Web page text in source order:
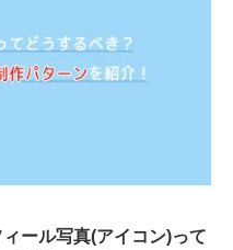
ール写真(アイコン)って